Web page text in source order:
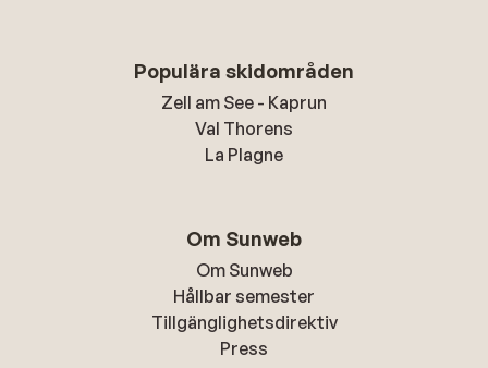
Populära skidområden
Zell am See - Kaprun
Val Thorens
La Plagne
Om Sunweb
Om Sunweb
Hållbar semester
Tillgänglighetsdirektiv
Press